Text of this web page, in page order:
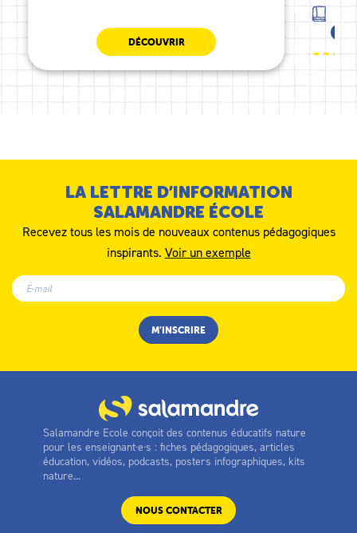
DÉCOUVRIR
LA LETTRE D’INFORMATION
SALAMANDRE ÉCOLE
Recevez tous les mois de nouveaux contenus pédagogiques
inspirants. Voir un exemple
Salamandre Ecole conçoit des contenus éducatifs nature
pour les enseignant·e·s : fiches pédagogiques, articles
éducation, vidéos, podcasts, posters infographiques, kits
nature...
NOUS CONTACTER